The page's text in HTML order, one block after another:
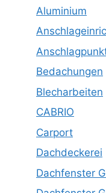
Aluminium
Bedachungen
Blecharbeiten
CABRIO
Carport
Dachdeckerei
Dachfenster